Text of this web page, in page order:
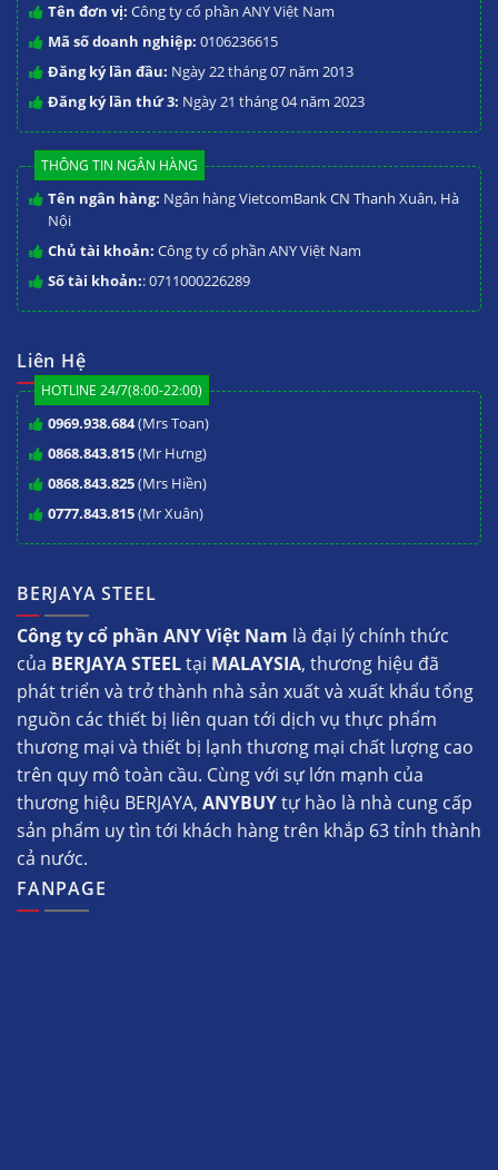
Tên đơn vị: Công ty cổ phần ANY Việt Nam
Mã số doanh nghiệp: 0106236615
Đăng ký lần đầu: Ngày 22 tháng 07 năm 2013
Đăng ký lần thứ 3: Ngày 21 tháng 04 năm 2023
THÔNG TIN NGÂN HÀNG
Tên ngân hàng: Ngân hàng VietcomBank CN Thanh Xuân, Hà
Nội
Chủ tài khoản: Công ty cổ phần ANY Việt Nam
Số tài khoản:: 0711000226289
Liên Hệ
HOTLINE 24/7(8:00-22:00)
0969.938.684(Mrs Toan)
0868.843.815(Mr Hưng)
0868.843.825(Mrs Hiền)
0777.843.815(Mr Xuân)
BERJAYA STEEL
Công ty cổ phần ANY Việt Nam là đại lý chính thức
của BERJAYA STEELtại MALAYSIA, thương hiệu đã
phát triển và trở thành nhà sản xuất và xuất khẩu tổng
nguồn các thiết bị liên quan tới dịch vụ thực phẩm
thương mại và thiết bị lạnh thương mại chất lượng cao
trên quy mô toàn cầu. Cùng với sự lớn mạnh của
thương hiệu BERJAYA, ANYBUYtự hào là nhà cung cấp
sản phẩm uy tìn tới khách hàng trên khắp 63 tỉnh thành
cả nước.
FANPAGE